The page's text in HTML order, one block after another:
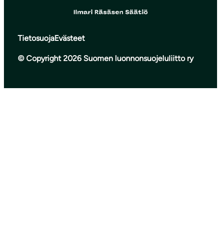
TietosuojaEvästeet
© Copyright 2026 Suomen luonnonsuojeluliitto ry